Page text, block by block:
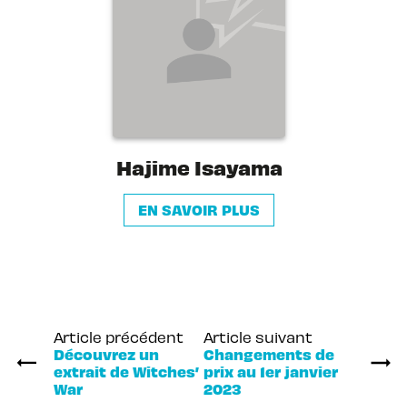
Hajime Isayama
EN SAVOIR PLUS
Article précédent
Découvrez un
extrait de Witches’
War
Article suivant
Changements de
prix au 1er janvier
2023